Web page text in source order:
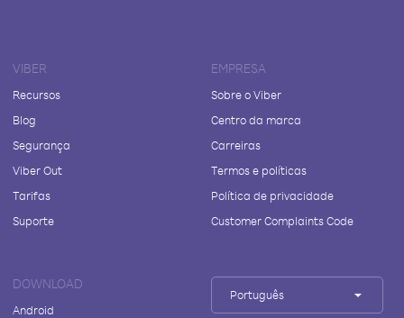
VIBER
Recursos
Blog
Segurança
Viber Out
Tarifas
Suporte
EMPRESA
Sobre o Viber
Centro da marca
Carreiras
Termos e políticas
Política de privacidade
Customer Complaints Code
DOWNLOAD
Android
Português